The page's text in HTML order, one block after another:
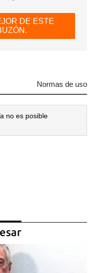
DE ESTE
Normas de uso
no es posible